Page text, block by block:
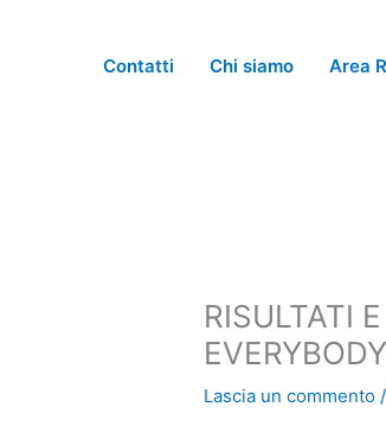
Contatti Chi siamo Area
RISULTATI
Lascia un commento /